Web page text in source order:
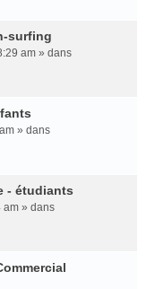
surfing
am » dans
» dans
- étudiants
am » dans